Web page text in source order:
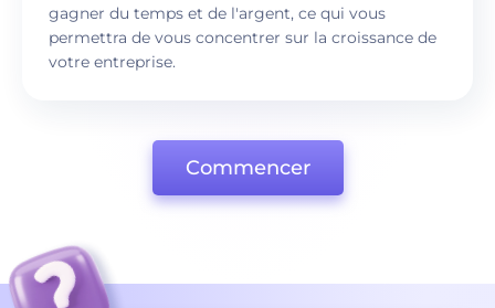
gagner du temps et de l'argent, ce qui vous
permettra de vous concentrer sur la croissance de
votre entreprise.
Commencer